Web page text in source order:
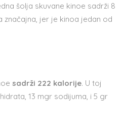
šolja skuvane kinoe sadrži 8
jer je kinoa jedan od
sadrži 222 kalorije. U toj
13 mgr sodijuma, i 5 gr